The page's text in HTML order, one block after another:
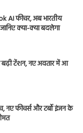
AI फीचर, अब भारतीय
क्या-क्या बदलेगा
टेंशन, नए अवतार में आ
नए फीचर्स और टर्बो इंजन के